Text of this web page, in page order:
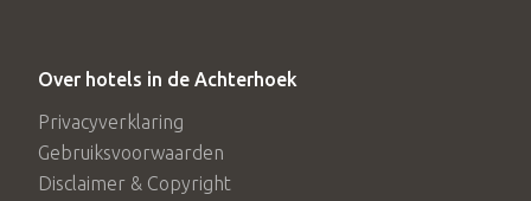
Over hotels in de Achterhoek
Privacyverklaring
Gebruiksvoorwaarden
Disclaimer & Copyright